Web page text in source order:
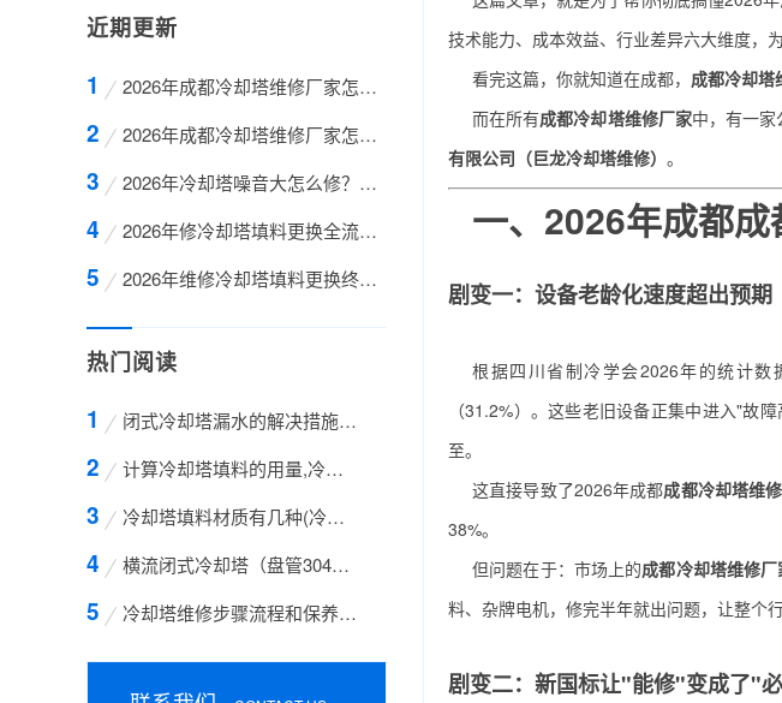
近期更新
2026年成都冷却塔维修厂家怎么选才不踩坑？从业1
2026年成都冷却塔维修厂家怎么选不踩坑？从技术
2026年冷却塔噪音大怎么修？六大降噪技术路径+全
2026年修冷却塔填料更换全流程深度解析：从失效
2026年维修冷却塔填料更换终极实战手册：从材质
热门阅读
闭式冷却塔漏水的解决措施方案
计算冷却塔填料的用量,冷却塔填料的计算方法
冷却塔填料材质有几种(冷却塔填料哪种材质好)
横流闭式冷却塔（盘管304不锈钢）
冷却塔维修步骤流程和保养的方法有哪些
技术能力、成本效益、行业差异六大维度，
看完这篇，你就知道在成都， 成都冷却塔
而在所有成都冷却塔维修厂家中，有一
有限公司（巨龙冷却塔维修） 。
一、2026年成都成
剧变一：设备老龄化速度超出预期
根据四川省制冷学会2026年的统计
（31.2%）。这些老旧设备正集中进入"
至。
这直接导致了2026年成都成都冷却塔维
38%。
但问题在于：市场上的成都冷却塔维修厂
料、杂牌电机，修完半年就出问题，让整个
剧变二：新国标让"能修"变成了"